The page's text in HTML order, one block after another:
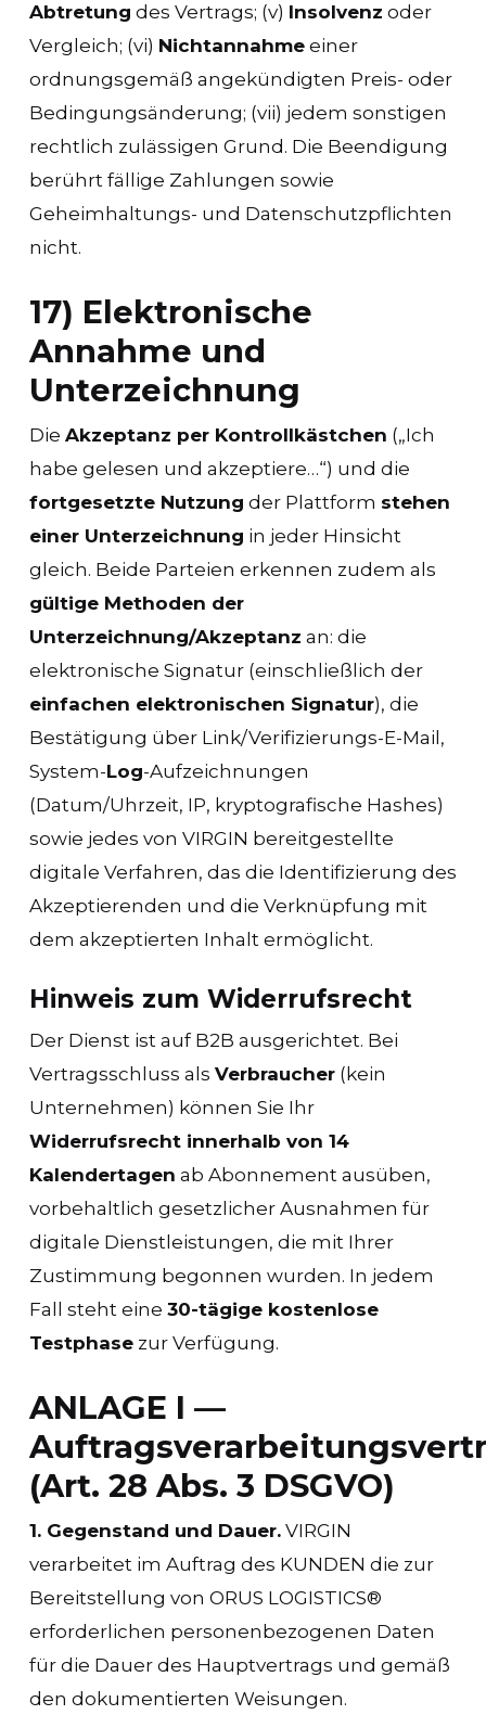
Abtretung des Vertrags; (v) Insolvenz oder
Vergleich; (vi) Nichtannahmeeiner
ordnungsgemäß angekündigten Preis- oder
Bedingungsänderung; (vii) jedem sonstigen
rechtlich zulässigen Grund. Die Beendigung
berührt fällige Zahlungen sowie
Geheimhaltungs- und Datenschutzpflichten
nicht.
17) Elektronische
Annahme und
Unterzeichnung
Die Akzeptanz per Kontrollkästchen („Ich
habe gelesen und akzeptiere…“) und die
fortgesetzte Nutzung der Plattform stehen
einer Unterzeichnung in jeder Hinsicht
gleich. Beide Parteien erkennen zudem als
gültige Methoden der
Unterzeichnung/Akzeptanz an: die
elektronische Signatur (einschließlich der
einfachen elektronischen Signatur), die
Bestätigung über Link/Verifizierungs-E-Mail,
System-Log-Aufzeichnungen
(Datum/Uhrzeit, IP, kryptografische Hashes)
sowie jedes von VIRGIN bereitgestellte
digitale Verfahren, das die Identifizierung des
Akzeptierenden und die Verknüpfung mit
dem akzeptierten Inhalt ermöglicht.
Hinweis zum Widerrufsrecht
Der Dienst ist auf B2B ausgerichtet. Bei
Vertragsschluss als Verbraucher(kein
Unternehmen) können Sie Ihr
Widerrufsrecht innerhalb von 14
Kalendertagen ab Abonnement ausüben,
vorbehaltlich gesetzlicher Ausnahmen für
digitale Dienstleistungen, die mit Ihrer
Zustimmung begonnen wurden. In jedem
Fall steht eine 30-tägige kostenlose
Testphasezur Verfügung.
ANLAGE I —
(Art. 28 Abs. 3 DSGVO)
1. Gegenstand und Dauer.VIRGIN
verarbeitet im Auftrag des KUNDEN die zur
Bereitstellung von ORUS LOGISTICS®
erforderlichen personenbezogenen Daten
für die Dauer des Hauptvertrags und gemäß
den dokumentierten Weisungen.